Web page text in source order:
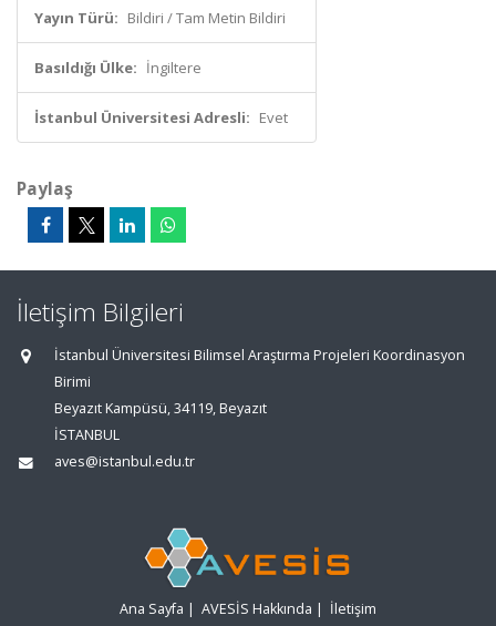
Yayın Türü: Bildiri / Tam Metin Bildiri
Basıldığı Ülke: İngiltere
İstanbul Üniversitesi Adresli: Evet
Paylaş
İletişim Bilgileri
İstanbul Üniversitesi Bilimsel Araştırma Projeleri Koordinasyon
Birimi
Beyazıt Kampüsü, 34119, Beyazıt
İSTANBUL
aves@istanbul.edu.tr
Ana Sayfa | AVESİS Hakkında | İletişim